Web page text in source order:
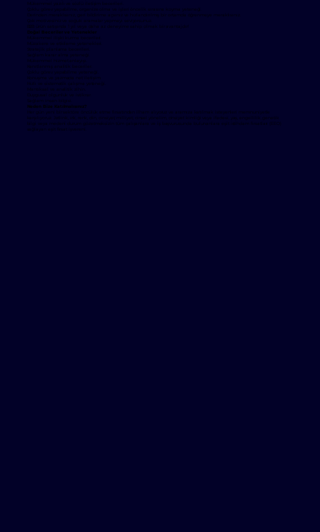
Mükemmel yazılı ve sözlü iletişim becerileri.
Çoklu görev yapabilme, organize olma ve işleri öncelik sırasına koyma yeteneği.
Derinden meraklısınız, geri bildirime açsınız ve hızlandırılmış bir ortamda öğrenmeye meraklısınız.
Çok motivesiniz ve soğuk aramalar yapmayı seviyorsunuz.
B2B ürün satışında 1 yıl veya daha az deneyime sahip olmak bir avantajdır!
Doğal Beceriler ve Yetenekler
Mükemmel ilişki kurma becerileri.
Müzakere ve etkileme yetenekleri.
Sağlam karar alma yeteneği.
Mükemmel hizmet anlayışı.
Mantıksal ve analitik zihin.
Duygusal olgunluk ve istikrar.
Neden Bize Katılmalısınız?
Her gün yeni bir sektöre öncülük etme fırsatından ilham alıyoruz ve aramıza katılmak isteyenleri memnuniyetle
karşılıyoruz. Jetlink, ırk, renk, din, cinsiyet, milliyet, cinsel yönelim, cinsiyet kimliği veya ifadesi, yaş, engellilik, genetik
bilgi veya medeni durum gözetmeksizin tüm çalışanlara ve iş başvurusunda bulunanlara eşit istihdam fırsatları (EEO)